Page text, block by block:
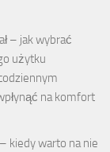
– jak wybrać
użytku
na komfort
kiedy warto na nie